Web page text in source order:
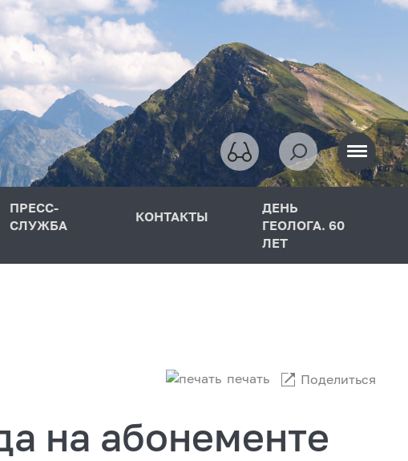
ПРЕСС-
СЛУЖБА
КОНТАКТЫ
ДЕНЬ
ГЕОЛОГА. 60
ЛЕТ
печать Поделиться
на абонементе